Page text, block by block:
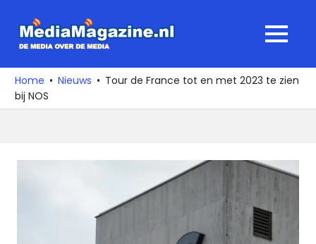
naar
media
over
de
MENU
Home Nieuws
Tour de France tot en met 2023 te zien
bij NOS